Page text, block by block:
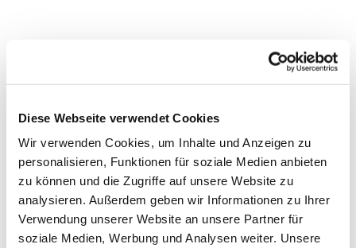
Diese Webseite verwendet Cookies
Wir verwenden Cookies, um Inhalte und Anzeigen zu
personalisieren, Funktionen für soziale Medien anbieten
zu können und die Zugriffe auf unsere Website zu
analysieren. Außerdem geben wir Informationen zu Ihrer
Verwendung unserer Website an unsere Partner für
soziale Medien, Werbung und Analysen weiter. Unsere